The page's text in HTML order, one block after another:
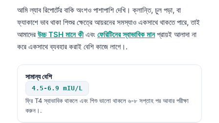
আমি ল্যাব রিপোর্টের বাকি অংশও পাশাপাশি দেখি। ক্লান্তি, চুল পড়া, বা
ফ্যাকাশে ভাব থাকা শিশুর ক্ষেত্রে আয়রনের সমস্যাও একসাথে থাকতে পারে, তাই
আমাদের উচ্চ TSH মানে কীএবং ফেরিটিনের স্বাভাবিক মানপ্রায়ই আলাদা না
করে একসাথে ব্যবহার করাই বেশি কাজে লাগে।.
সামান্য বেশি
4.5-6.9 mIU/L
ফ্রি T4 স্বাভাবিক থাকলে এবং শিশু ভালো থাকলে ৬-৮ সপ্তাহ পর আবার পরীক্ষা
করুন।.